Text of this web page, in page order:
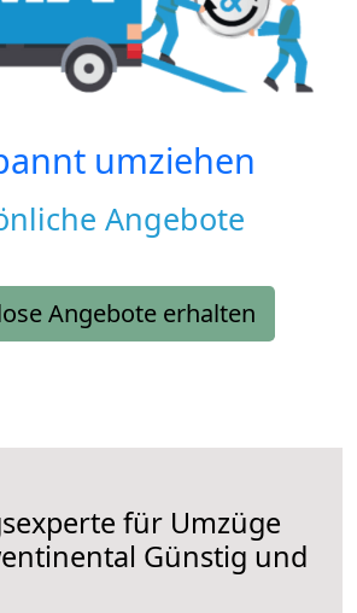
umziehen
Angebote
Angebote erhalten
für Umzüge
Günstig und